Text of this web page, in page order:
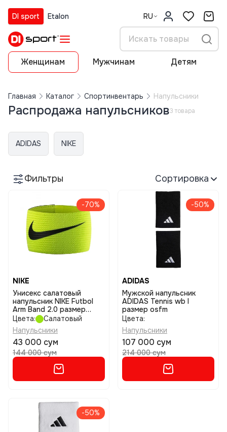
DI sport Etalon RU
Женщинам Мужчинам Детям
Главная Каталог Спортинвентарь Напульсники
Распродажа напульсников3 товара
ADIDAS NIKE
Фильтры Сортировка
-70%
NIKE
Унисекс салатовый
напульсник NIKE Futbol
Arm Band 2.0 размер
osfm
Цвета:
Салатовый
Напульсники
43 000 сум
144 000 сум
-50%
ADIDAS
Мужской напульсник
ADIDAS Tennis wb l
размер osfm
Цвета:
Напульсники
107 000 сум
214 000 сум
-50%